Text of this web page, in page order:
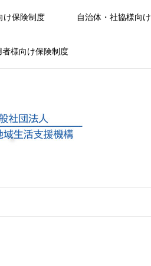
け保険制度 自治体・社協様向け
様向け保険制度